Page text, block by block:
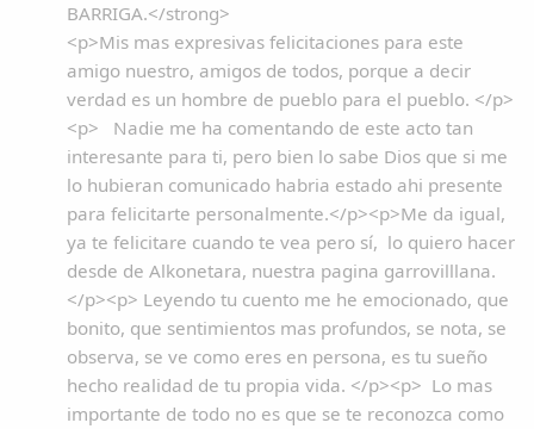
BARRIGA.</strong>
<p>Mis mas expresivas felicitaciones para este
amigo nuestro, amigos de todos, porque a decir
verdad es un hombre de pueblo para el pueblo. </p>
<p> Nadie me ha comentando de este acto tan
interesante para ti, pero bien lo sabe Dios que si me
lo hubieran comunicado habria estado ahi presente
para felicitarte personalmente.</p><p>Me da igual,
ya te felicitare cuando te vea pero sí, lo quiero hacer
desde de Alkonetara, nuestra pagina garrovilllana.
</p><p> Leyendo tu cuento me he emocionado, que
bonito, que sentimientos mas profundos, se nota, se
observa, se ve como eres en persona, es tu sueño
hecho realidad de tu propia vida. </p><p> Lo mas
importante de todo no es que se te reconozca como